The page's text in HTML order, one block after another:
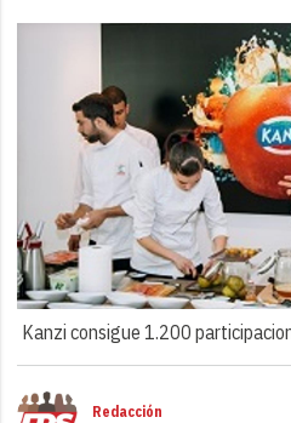
Kanzi consigue 1.200
Redacción